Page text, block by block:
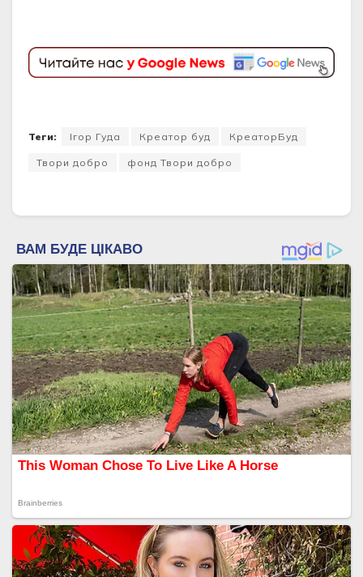
Теги: Ігор Гуда Креатор буд КреаторБуд
Твори добро фонд Твори добро